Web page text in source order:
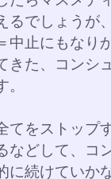
るでしょうが
中止にもなり
きた、コンシ
てをストップ
などして、コ
に続けていか